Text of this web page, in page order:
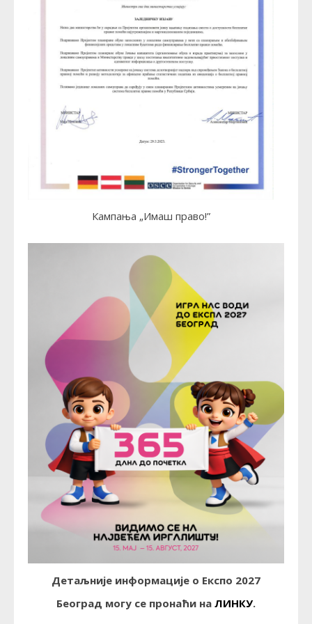
Кампања „Имаш право!”
Детаљније информације о Експо 2027
Београд могу се пронаћи на ЛИНКУ.